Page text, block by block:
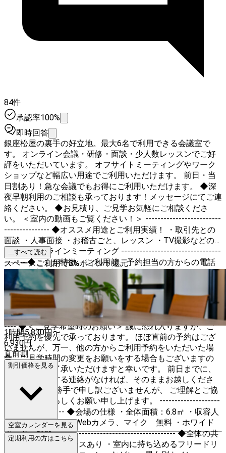
84件
承認率100%
即時回答
銀座松屋の裏手の好立地。最大6名で利用できる会議室で
す。 オンライン会議・研修・面談・少人数レッスンでご好
評をいただいています。 オフサイトミーティングやワーク
ショップなど幅広い用途でご利用いただけます。 前日・当
日割あり！急な会議でもお得にご利用いただけます。 ◆深
夜早朝利用のご相談も承っております！メッセージにてご連
絡ください。 ◆お見積り、ご見学お気軽にご相談くださ
い。 ＜室内の動画もご覧ください！＞ -------------------------
--------------- ◆オススメ用途とご利用実績！ ・取引先との
面談 ・人事面接 ・お稽古ごと、レッスン ・TV撮影などの
控室 ・オンラインミーティング ---------------------------------
------- ◆ここが特徴 ・ご利用前、予約担当の方からの電話
打合せに対応 ・事前見学も歓迎 ・時間前に到着された方は
待合でフリードリンクをご用意 ・前日までに荷物を送って
いただけます（オプション） ・マイクの準備やごみ回収も
承ります（オプション） ・イベント経験多数のベテランス
タッフのサポートあります。 ------------------------------------
---- ◆＜ご見学希望時のお願い＞ 誠に恐れ入りますが、ご
利用予約を優先で承っております。 ほぼ直前の予約はござ
いませんが、万一、他の方からご利用予約をいただいた場
合、ご見学時間の変更をお願いをする場合もございますの
で、予め、ご了承いただけますと幸いです。 前日までに、
変更をお願いする連絡がなければ、そのままお越しくださ
い。 こちらの勝手で申し訳ございませんが、 ご理解とご協
力のほど、よろしくお願い申し上げます。 --------------------
-------------------- ◆会場の仕様 ・全体面積：6.8㎡ ・収容人
数：6名 ・モニタ、Webカメラ、マイク 無料 ・ホワイド
ボード 無料 ---------------------------------------- ◆全体の共
通設備 ・待合スペースあり ・室内に持ち込めるフリードリ
...すべて読む
スペースご利用で3%ポイント還元
1時間5,830円〜
6,930円
直前割
割引価格を見る
空室カレンダーを見る
定期利用の方はこちら